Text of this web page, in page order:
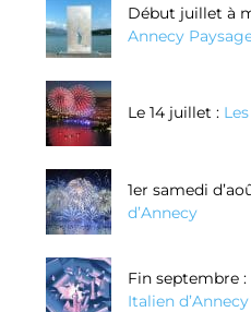
Début juillet à
Annecy
Le 14 juillet :
1er samedi
d’Annecy
Fin septembre :
Italien d’Annecy